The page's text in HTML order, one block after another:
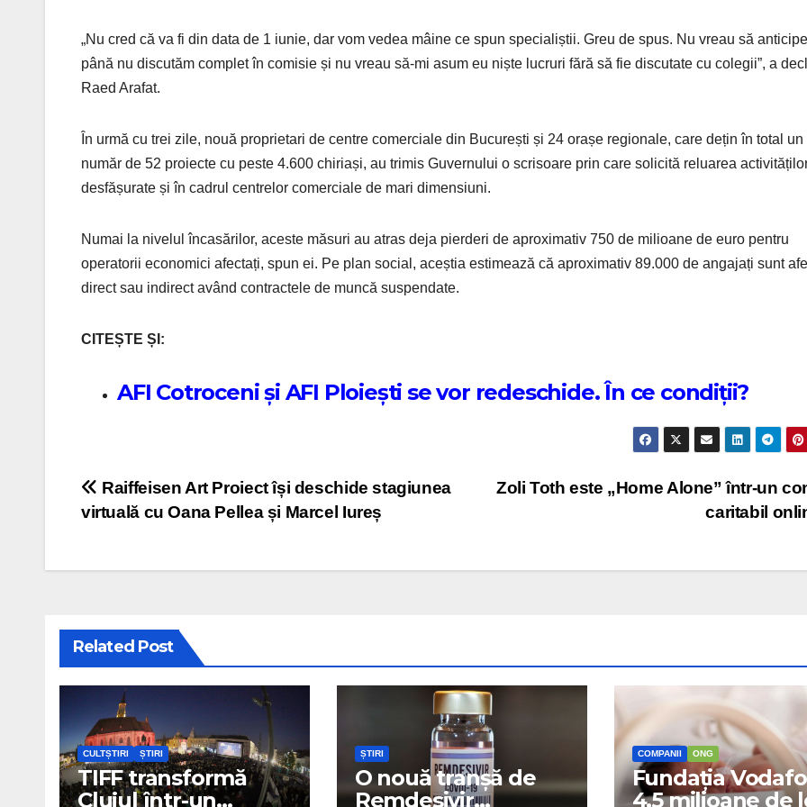
„Nu cred că va fi din data de 1 iunie, dar vom vedea mâine ce spun specialiștii. Greu de spus. Nu vreau să
până nu discutăm complet în comisie și nu vreau să-mi asum eu niște lucruri fără să fie discutate cu colegii”, a
Raed Arafat.
În urmă cu trei zile, nouă proprietari de centre comerciale din București și 24 orașe regionale, care dețin în total un
număr de 52 proiecte cu peste 4.600 chiriași, au trimis Guvernului o scrisoare prin care solicită reluarea
desfășurate și în cadrul centrelor comerciale de mari dimensiuni.
Numai la nivelul încasărilor, aceste măsuri au atras deja pierderi de aproximativ 750 de milioane de euro pentru
operatorii economici afectați, spun ei. Pe plan social, aceștia estimează că aproximativ 89.000 de angajați sunt
direct sau indirect având contractele de muncă suspendate.
CITEȘTE ȘI:
AFI Cotroceni și AFI Ploiești se vor redeschide. În ce condiții?
Post navigation
Zoli Toth este „Home Alone” într-un
caritabil
Raiffeisen Art Proiect își deschide stagiunea
virtuală cu Oana Pellea și Marcel Iureș
Related Post
CULTȘTIRI ȘTIRI
TIFF transformă
Clujul într-un
ȘTIRI
O nouă tranșă de
Remdesivir
COMPANII ONG
Fundația
4,5 milioane de